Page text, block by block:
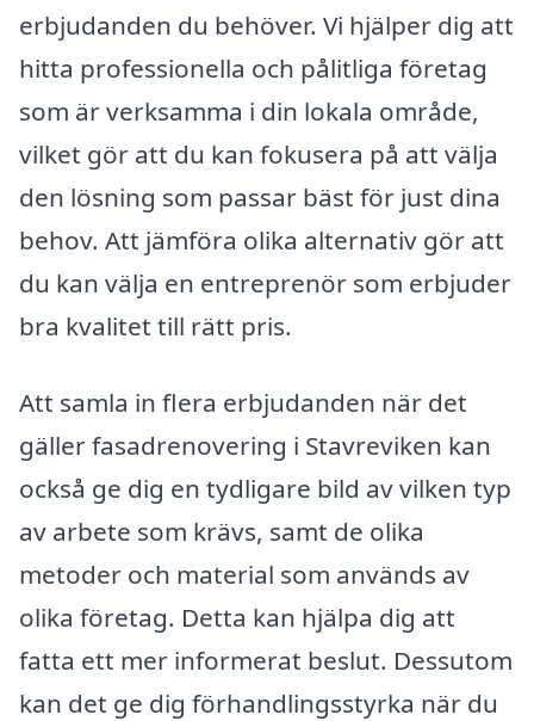
erbjudanden du behöver. Vi hjälper dig att
hitta professionella och pålitliga företag
som är verksamma i din lokala område,
vilket gör att du kan fokusera på att välja
den lösning som passar bäst för just dina
behov. Att jämföra olika alternativ gör att
du kan välja en entreprenör som erbjuder
bra kvalitet till rätt pris.
Att samla in flera erbjudanden när det
gäller fasadrenovering i Stavreviken kan
också ge dig en tydligare bild av vilken typ
av arbete som krävs, samt de olika
metoder och material som används av
olika företag. Detta kan hjälpa dig att
fatta ett mer informerat beslut. Dessutom
kan det ge dig förhandlingsstyrka när du